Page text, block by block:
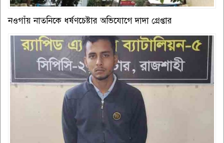
নওগাঁয় নাতনিকে ধর্ষণচেষ্টার অভিযোগে দাদা গ্রেপ্তার